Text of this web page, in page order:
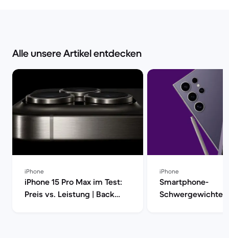
Alle unsere Artikel entdecken
iPhone
iPhone 15 Pro Max im Test:
Preis vs. Leistung | Back
iPhone
Smartphone-
Schwergewichte